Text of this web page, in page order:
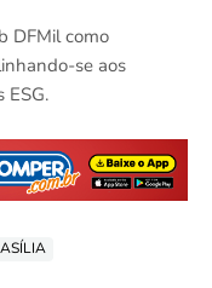
DFMil como
se aos
ESG.